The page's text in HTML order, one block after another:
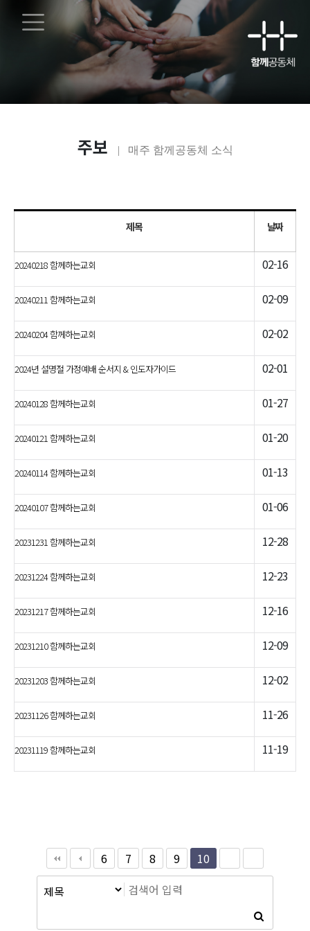
main contents
주보 | 매주 함께공동체 소식
제목 날짜
20240218 함께하는교회 02-16
20240211 함께하는교회 02-09
20240204 함께하는교회 02-02
2024년 설명절 가정예배 순서지 & 인도자가이드 02-01
20240128 함께하는교회 01-27
20240121 함께하는교회 01-20
20240114 함께하는교회 01-13
20240107 함께하는교회 01-06
20231231 함께하는교회 12-28
20231224 함께하는교회 12-23
20231217 함께하는교회 12-16
20231210 함께하는교회 12-09
20231203 함께하는교회 12-02
20231126 함께하는교회 11-26
20231119 함께하는교회 11-19
6 7 8 9 10